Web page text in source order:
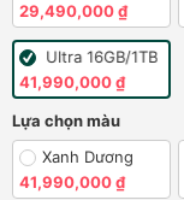
29,490,000 ₫
S26 Ultra 16GB/1TB
41,990,000 ₫
Lựa chọn màu
Xanh Dương
41,990,000 ₫